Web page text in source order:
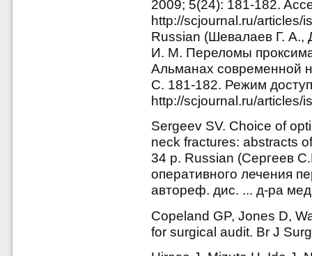
2009; 5(24): 181-182.
http://scjournal.ru/articles/
Russian (Шевалаев Г.
И. М. Переломы
Альманах современной
C. 181-182. Режим
http://scjournal.ru/articles/
Sergeev SV. Choice of
neck fractures: abstracts
34 p. Russian (Сергеев
оперативного лечения
автореф. дис. ... д-ра
Copeland GP, Jones D,
for surgical audit. Br J